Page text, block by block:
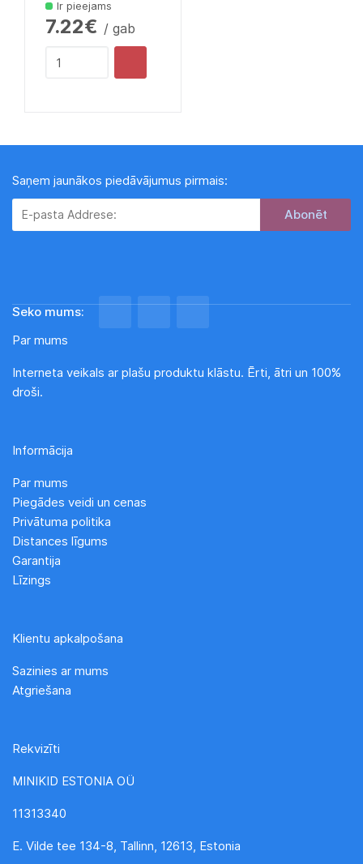
Ir pieejams
7.22€ / gab
Saņem jaunākos piedāvājumus pirmais:
Subscribe
Seko mums:
Par mums
Interneta veikals ar plašu produktu klāstu. Ērti, ātri un 100%
droši.
Informācija
Par mums
Piegādes veidi un cenas
Privātuma politika
Distances līgums
Garantija
Līzings
Klientu apkalpošana
Sazinies ar mums
Atgriešana
Rekvizīti
MINIKID ESTONIA OÜ
11313340
E. Vilde tee 134-8, Tallinn, 12613, Estonia